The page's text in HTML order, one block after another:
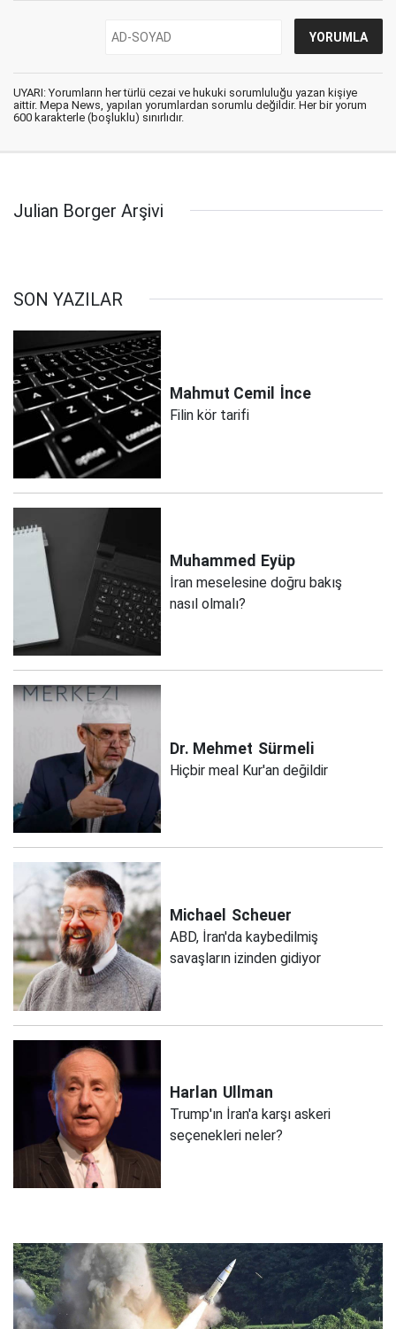
UYARI: Yorumların her türlü cezai ve hukuki sorumluluğu yazan kişiye
aittir. Mepa News, yapılan yorumlardan sorumlu değildir. Her bir yorum
600 karakterle (boşluklu) sınırlıdır.
Julian Borger Arşivi
SON YAZILAR
Mahmut Cemil İnce
Filin kör tarifi
Muhammed Eyüp
İran meselesine doğru bakış
nasıl olmalı?
Dr. Mehmet Sürmeli
Hiçbir meal Kur'an değildir
Michael Scheuer
ABD, İran'da kaybedilmiş
savaşların izinden gidiyor
Harlan Ullman
Trump'ın İran'a karşı askeri
seçenekleri neler?